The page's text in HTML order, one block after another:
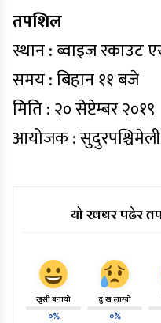
तपशिल
स्थान : ब्वाइज स्काउट
समय : बिहान ११ बजे
मिति : २० सेप्टेम्बर २०१९
आयोजक :
यो खबर पढेर
खुसी बनायो
०%
दु:ख लाग्यो
०%